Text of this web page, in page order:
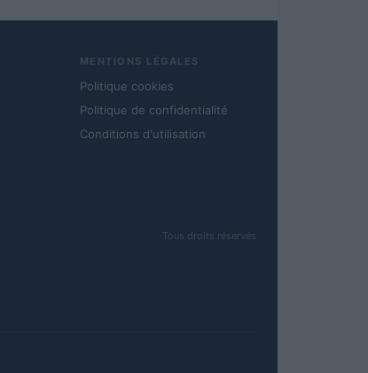
MENTIONS LÉGALES
Politique cookies
Politique de confidentialité
Conditions d'utilisation
Tous droits réservés